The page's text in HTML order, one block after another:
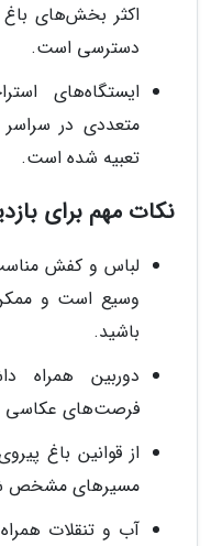
اکثر بخش‌های باغ
دسترسی است.
ایستگاه‌های
متعددی در سراسر
تعبیه شده است.
نکات مهم برای
لباس و کفش
وسیع است و
باشید.
دوربین همراه
فرصت‌های عکاسی
از قوانین باغ
مسیرهای مشخص
آب و تنقلات